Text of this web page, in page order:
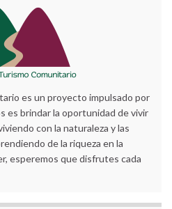
es un proyecto impulsado por
es brindar la oportunidad de vivir
con la naturaleza y las
de la riqueza en la
esperemos que disfrutes cada